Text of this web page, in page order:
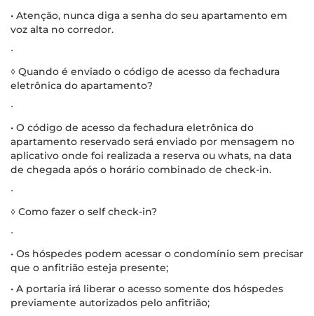
• Atenção, nunca diga a senha do seu apartamento em
voz alta no corredor.
∙
◊ Quando é enviado o código de acesso da fechadura
eletrônica do apartamento?
∙
• O código de acesso da fechadura eletrônica do
apartamento reservado será enviado por mensagem no
aplicativo onde foi realizada a reserva ou whats, na data
de chegada após o horário combinado de check-in.
∙
◊ Como fazer o self check-in?
∙
• Os hóspedes podem acessar o condomínio sem precisar
que o anfitrião esteja presente;
• A portaria irá liberar o acesso somente dos hóspedes
previamente autorizados pelo anfitrião;